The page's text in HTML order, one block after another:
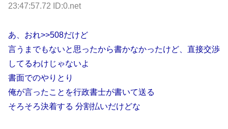
23:47:57.72 ID:0.net
あ、おれ>>508だけど
言うまでもないと思ったから書かなかったけど、直接交渉
してるわけじゃないよ
書面でのやりとり
俺が言ったことを行政書士が書いて送る
そろそろ決着する 分割払いだけどな